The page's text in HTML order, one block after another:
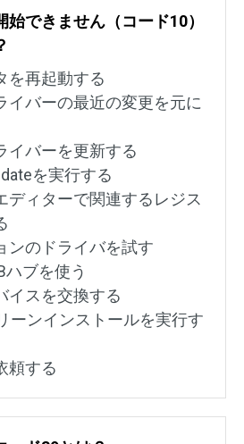
始できません（コード10）
を再起動する
イバーの最近の変更を元に
イバーを更新する
を実行する
ディターで関連するレジス
ンのドライバを試す
ハブを使う
イスを交換する
ーンインストールを実行す
頼する